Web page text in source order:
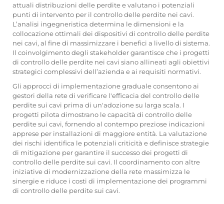
attuali distribuzioni delle perdite e valutano i potenziali
punti di intervento per il controllo delle perdite nei cavi.
L’analisi ingegneristica determina le dimensioni e la
collocazione ottimali dei dispositivi di controllo delle perdite
nei cavi, al fine di massimizzare i benefici a livello di sistema.
Il coinvolgimento degli stakeholder garantisce che i progetti
di controllo delle perdite nei cavi siano allineati agli obiettivi
strategici complessivi dell’azienda e ai requisiti normativi.
Gli approcci di implementazione graduale consentono ai
gestori della rete di verificare l'efficacia del controllo delle
perdite sui cavi prima di un'adozione su larga scala. I
progetti pilota dimostrano le capacità di controllo delle
perdite sui cavi, fornendo al contempo preziose indicazioni
apprese per installazioni di maggiore entità. La valutazione
dei rischi identifica le potenziali criticità e definisce strategie
di mitigazione per garantire il successo dei progetti di
controllo delle perdite sui cavi. Il coordinamento con altre
iniziative di modernizzazione della rete massimizza le
sinergie e riduce i costi di implementazione dei programmi
di controllo delle perdite sui cavi.